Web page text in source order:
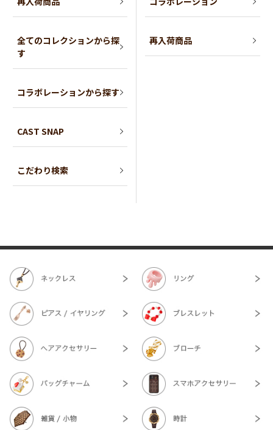
全てのコレクションから探
す
コラボレーションから探す
CAST SNAP
こだわり検索
再入荷商品